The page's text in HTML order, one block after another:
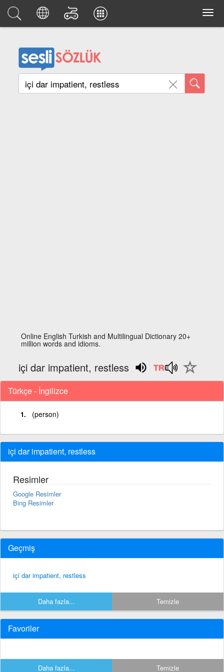
Online English Turkish and Multilingual Dictionary 20+
million words and idioms.
içi dar impatient, restless
Türkçe - İngilizce
(person)
içi dar impatient, restless
Resimler
Google Resimler
Bing Resimler
Geçmiş
içi dar impatient, restless
Daha fazla... Temizle
Favoriler
Daha fazla... Temizle